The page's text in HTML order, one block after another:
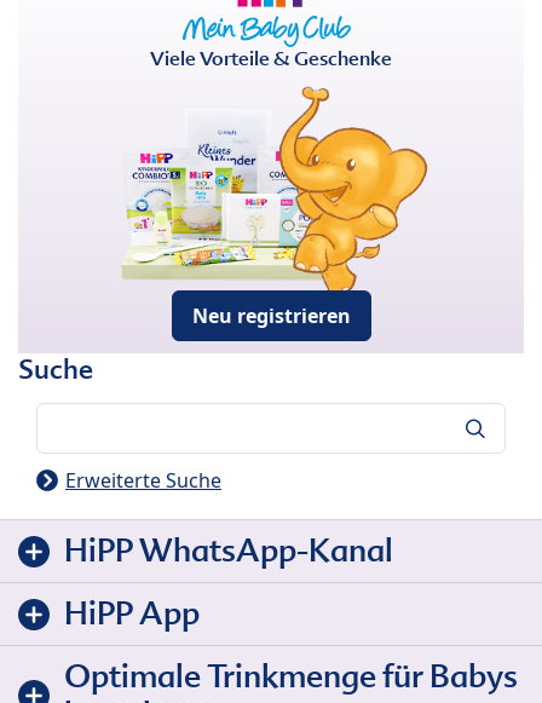
Viele Vorteile & Geschenke
Neu registrieren
Suche
Erweiterte Suche
HiPP WhatsApp-Kanal
HiPP App
Optimale Trinkmenge für Babys